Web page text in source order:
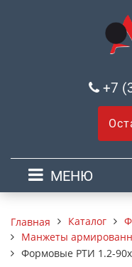
+7
МЕНЮ
Главная Каталог
Манжеты
Формовые РТИ 1.2-